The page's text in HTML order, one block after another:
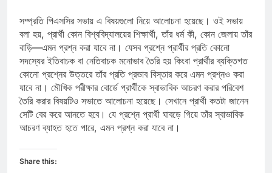
সম্প্রতি পিএসসির সভায় এ বিষয়গুলো নিয়ে আলোচনা হয়েছে। ওই সভায়
বলা হয়, প্রার্থী কোন বিশ্ববিদ্যালয়ের শিক্ষার্থী, তাঁর ধর্ম কী, কোন জেলায় তাঁর
বাড়ি—এমন প্রশ্ন করা যাবে না। যেসব প্রশ্নে প্রার্থীর প্রতি কোনো
সদস্যের ইতিবাচক বা নেতিবাচক মনোভাব তৈরি হয় কিংবা প্রার্থীর ব্যক্তিগত
কোনো প্রশ্নের উত্তরে তাঁর প্রতি প্রভাব বিস্তার করে এমন প্রশ্নও করা
যাবে না। মৌখিক পরীক্ষার বোর্ডে প্রার্থীকে স্বাভাবিক আচরণ করার পরিবেশ
তৈরি করার বিষয়টিও সভাতে আলোচনা হয়েছে। সেখানে প্রার্থী কতটা জানেন
সেটি বের করে আনতে হবে। যে প্রশ্নে প্রার্থী ঘাবড়ে গিয়ে তাঁর স্বাভাবিক
আচরণ ব্যাহত হতে পারে, এমন প্রশ্ন করা যাবে না।
Share this: